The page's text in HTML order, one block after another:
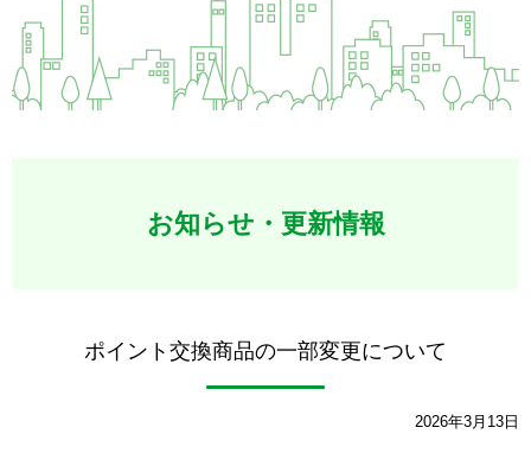
お知らせ・更新情報
ポイント交換商品の一部変更について
2026年3月13日